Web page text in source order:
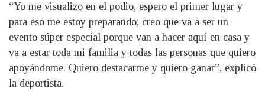
“Yo me visualizo en el podio, espero el primer lugar y
para eso me estoy preparando; creo que va a ser un
evento súper especial porque van a hacer aquí en casa y
va a estar toda mi familia y todas las personas que quiero
apoyándome. Quiero destacarme y quiero ganar”, explicó
la deportista.